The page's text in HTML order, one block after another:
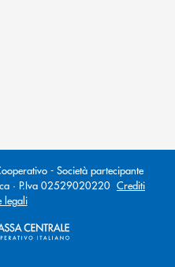
l’app di posta elettronica)
apre l’app di posta elettronica)
- Società partecipante
· P.Iva 02529020220 Crediti
legali